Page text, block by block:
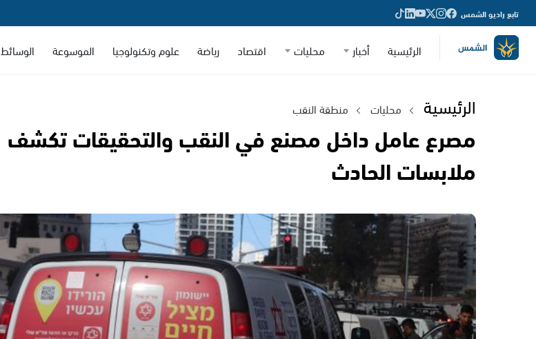
تابع راديو الشمس
الرئيسية أخبار محليات اقتصاد رياضة علوم وتكنولوجيا الموسوعة الوسائط
الرئيسية محليات منطقة النقب
مصرع عامل داخل مصنع في النقب والتحقيقات تكشف
ملابسات الحادث